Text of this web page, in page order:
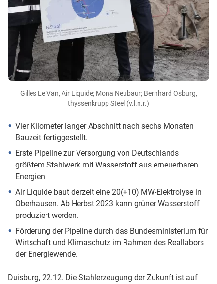
Gilles Le Van, Air Liquide; Mona Neubaur; Bernhard Osburg,
thyssenkrupp Steel (v.l.n.r.)
Vier Kilometer langer Abschnitt nach sechs Monaten
Bauzeit fertiggestellt.
Erste Pipeline zur Versorgung von Deutschlands
größtem Stahlwerk mit Wasserstoff aus erneuerbaren
Energien.
Air Liquide baut derzeit eine 20(+10) MW-Elektrolyse in
Oberhausen. Ab Herbst 2023 kann grüner Wasserstoff
produziert werden.
Förderung der Pipeline durch das Bundesministerium für
Wirtschaft und Klimaschutz im Rahmen des Reallabors
der Energiewende.
Duisburg, 22.12. Die Stahlerzeugung der Zukunft ist auf